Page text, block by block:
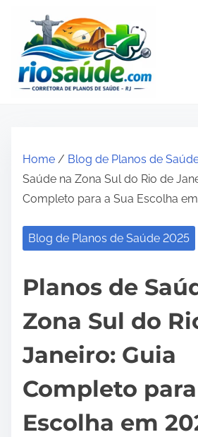
Home / Blog de Planos de
Saúde na Zona Sul do Rio de
Completo para a Sua Escolha
Blog de Planos de Saúde 2025
Planos de
Zona Sul do
Janeiro: Guia
Completo
Escolha em